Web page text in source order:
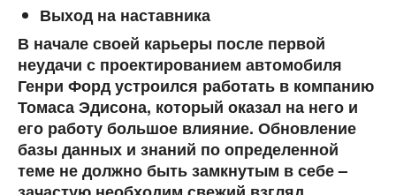
Выход на наставника
В начале своей карьеры после первой
неудачи с проектированием автомобиля
Генри Форд устроился работать в компанию
Томаса Эдисона, который оказал на него и
его работу большое влияние. Обновление
базы данных и знаний по определенной
теме не должно быть замкнутым в себе –